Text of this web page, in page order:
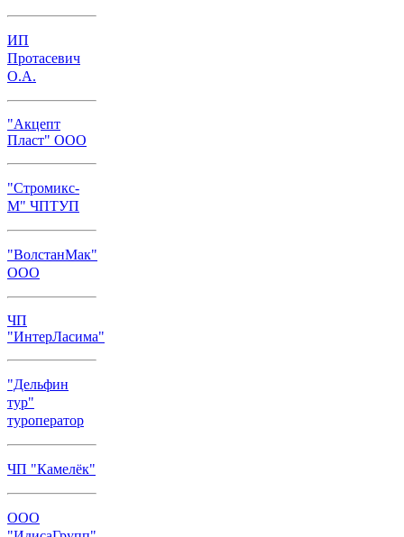
ИП
Протасевич
О.А.
"Акцепт
Пласт" ООО
"Стромикс-
М" ЧПТУП
"ВолстанМак"
ООО
ЧП
"ИнтерЛасима"
"Дельфин
тур"
туроператор
ЧП "Камелёк"
ООО